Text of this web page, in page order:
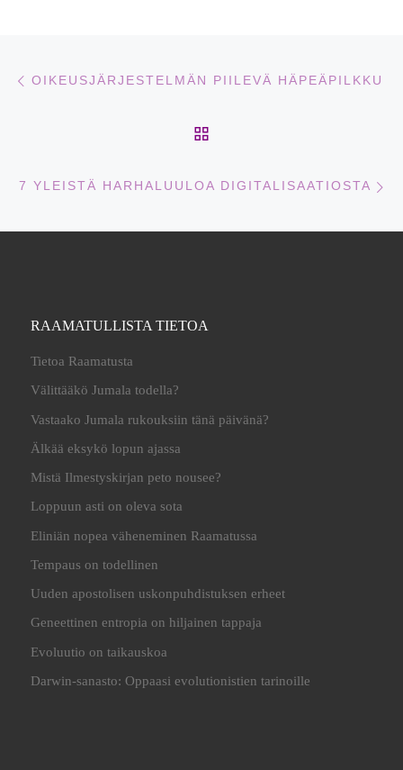
OIKEUSJÄRJESTELMÄN PIILEVÄ HÄPEÄPILKKU
7 YLEISTÄ HARHALUULOA DIGITALISAATIOSTA
RAAMATULLISTA TIETOA
Tietoa Raamatusta
Välittääkö Jumala todella?
Vastaako Jumala rukouksiin tänä päivänä?
Älkää eksykö lopun ajassa
Mistä Ilmestyskirjan peto nousee?
Loppuun asti on oleva sota
Eliniän nopea väheneminen Raamatussa
Tempaus on todellinen
Uuden apostolisen uskonpuhdistuksen erheet
Geneettinen entropia on hiljainen tappaja
Evoluutio on taikauskoa
Darwin-sanasto: Oppaasi evolutionistien tarinoille